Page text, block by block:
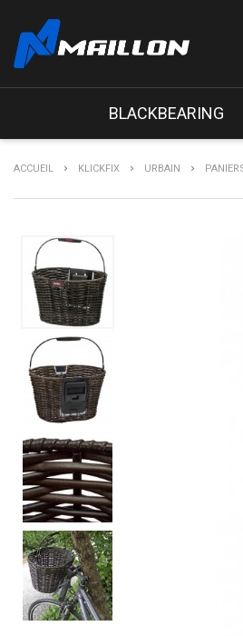
BLACKBEARING
ACCUEIL KLICKFIX URBAIN